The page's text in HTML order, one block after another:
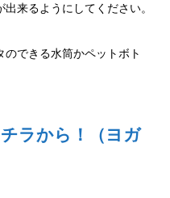
来るようにしてください。
できる水筒かペットボト
ラから！（ヨガ